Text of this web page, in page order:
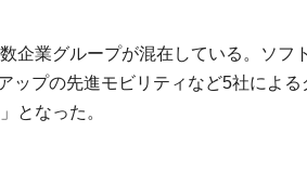
企業グループが混在している。ソフ
ップの先進モビリティなど5社による
となった。